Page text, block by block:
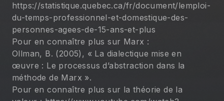
https://statistique.quebec.ca/fr/document/lemploi-
du-temps-professionnel-et-domestique-des-
personnes-agees-de-15-ans-et-plus
Pour en connaître plus sur Marx :
Ollman, B. (2005), « La dialectique mise en
œuvre : Le processus d’abstraction dans la
méthode de Marx ».
Pour en connaître plus sur la théorie de la